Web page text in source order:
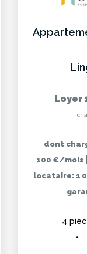
Loyer
dont
100 €/mois
locataire: 1
4